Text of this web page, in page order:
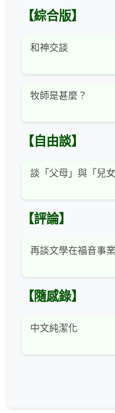
【綜合版】
和神交談
牧師是甚麼？
【自由談】
談「父母」與「兒女
【評論】
再談文學在福音事
【隨感錄】
中文純潔化